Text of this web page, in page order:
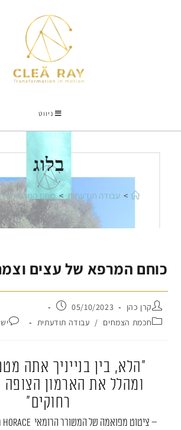
ניווט
בלוג
> עבודה תודעתית > כוחם המרפא של
כוחם המרפא של עצים
קרן כהן
05/10/2023
חכמת הצמחים / עבודה תודעתית יש 2 תגובות
"הלא, בין בנייניך אתה
ומהלל את הארמון
רחוקים"
– ציטוט מפואמה של המשורר הרומאי Horace